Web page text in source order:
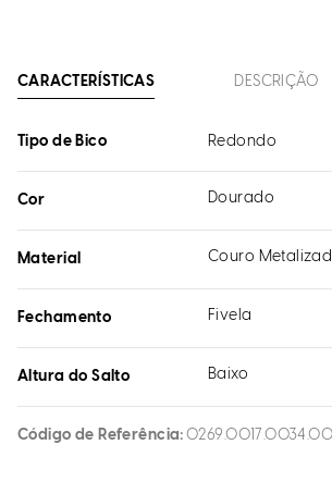
CARACTERÍSTICAS DESCRIÇÃO
Tipo de Bico Redondo
Cor Dourado
Material Couro
Fechamento Fivela
Altura do Salto Baixo
Código de Referência